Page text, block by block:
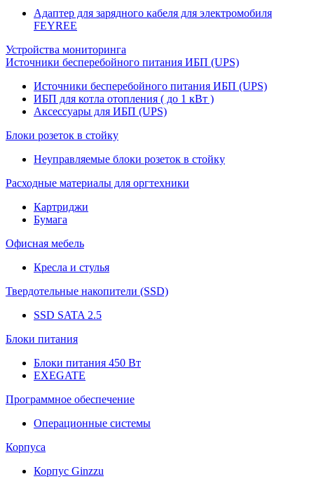
Адаптер для зарядного кабеля для электромобиля
FEYREE
Устройства мониторинга
Источники бесперебойного питания ИБП (UPS)
Источники бесперебойного питания ИБП (UPS)
ИБП для котла отопления ( до 1 кВт )
Аксессуары для ИБП (UPS)
Блоки розеток в стойку
Неуправляемые блоки розеток в стойку
Расходные материалы для оргтехники
Картриджи
Бумага
Офисная мебель
Кресла и стулья
Твердотельные накопители (SSD)
SSD SATA 2.5
Блоки питания
Блоки питания 450 Вт
EXEGATE
Программное обеспечение
Операционные системы
Корпуса
Корпус Ginzzu